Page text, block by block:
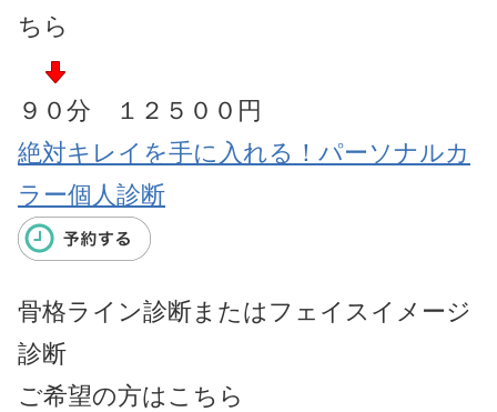
ちら
９０分 １２５００円
絶対キレイを手に入れる！パーソナルカ
ラー個人診断
骨格ライン診断またはフェイスイメージ
診断
ご希望の方はこちら